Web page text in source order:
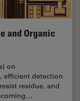
and Organic
on
efficient detection
residue, and